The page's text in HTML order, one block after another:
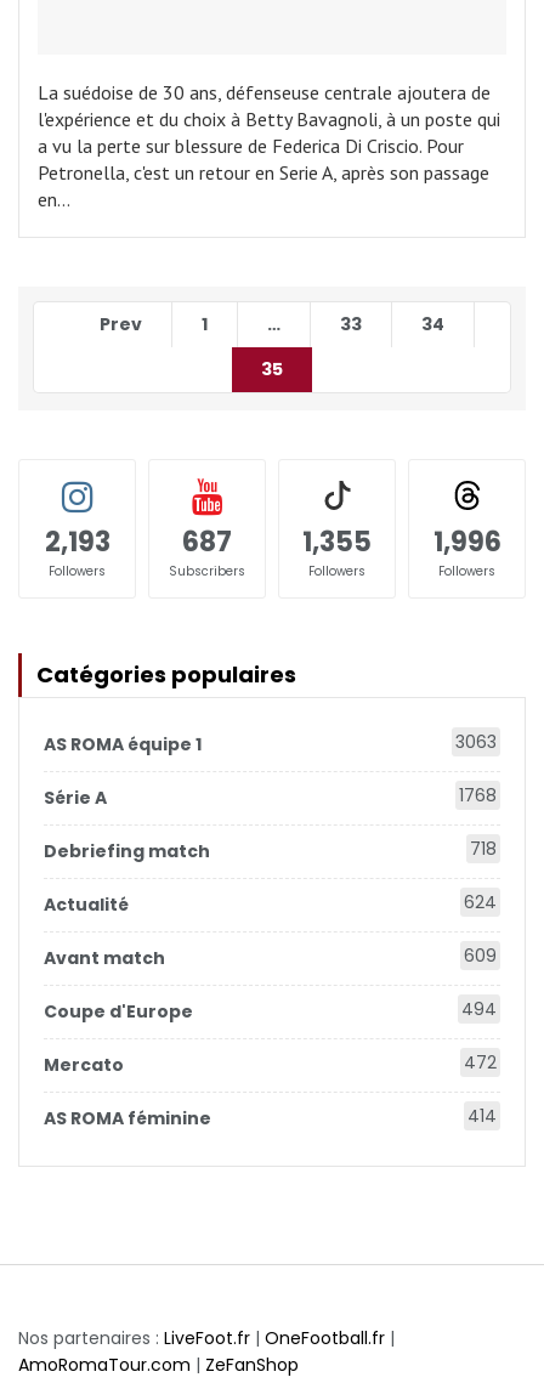
La suédoise de 30 ans, défenseuse centrale ajoutera de
l'expérience et du choix à Betty Bavagnoli, à un poste qui
a vu la perte sur blessure de Federica Di Criscio. Pour
Petronella, c'est un retour en Serie A, après son passage
en…
Prev 1 … 33
34
35
2,193
Followers
687
Subscribers
1,355
Followers
1,996
Followers
Catégories populaires
AS ROMA équipe 1 3063
Série A 1768
Debriefing match 718
Actualité 624
Avant match 609
Coupe d'Europe 494
Mercato 472
AS ROMA féminine 414
Nos partenaires : LiveFoot.fr | OneFootball.fr |
AmoRomaTour.com | ZeFanShop